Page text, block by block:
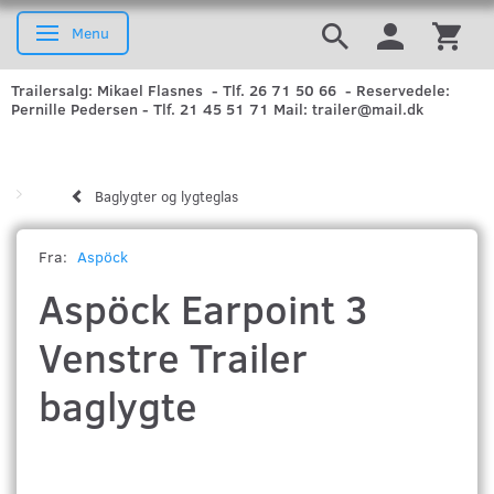
Skifte navigation
Menu
Trailersalg: Mikael Flasnes - Tlf. 26 71 50 66 - Reservedele:
Pernille Pedersen - Tlf. 21 45 51 71 Mail: trailer@mail.dk
Baglygter og lygteglas
Fra: Aspöck
Aspöck Earpoint 3
Venstre Trailer
baglygte